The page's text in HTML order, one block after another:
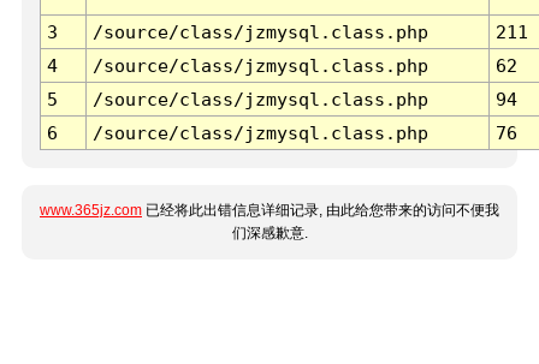
3 /source/class/jzmysql.class.php
211
4
/source/class/jzmysql.class.php
62
5
/source/class/jzmysql.class.php
94
6
/source/class/jzmysql.class.php 76
www.365jz.com 已经将此出错信息详细记录, 由此给您带来的访问不便我
们深感歉意.